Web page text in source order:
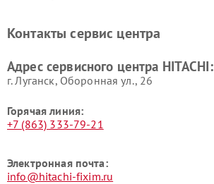
данных HITACHI
HITACHI
HITACHI
HITACHI
Контакты сервис центра
Адрес сервисного центра HITACHI:
г. Луганск, Оборонная ул., 26
Горячая линия:
+7 (863) 333-79-21
Электронная почта:
info@hitachi-fixim.ru